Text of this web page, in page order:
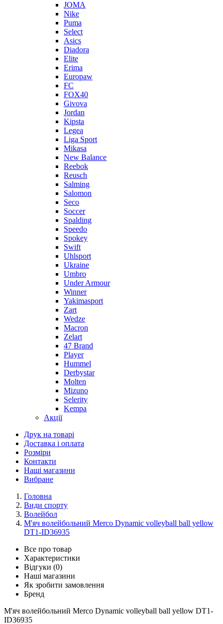
JOMA
Nike
Puma
Select
Asics
Diadora
Elite
Erima
Europaw
FC
FOX40
Givova
Jordan
Kipsta
Legea
Liga Sport
Mikasa
New Balance
Reebok
Reusch
Salming
Salomon
Seco
Soccer
Spalding
Speedo
Spokey
Swift
Uhlsport
Ukraine
Umbro
Under Armour
Winner
Yakimasport
Zart
Wedze
Macron
Zelart
47 Brand
Player
Hummel
Derbystar
Molten
Mizuno
Selerity
Kempa
Акції
Друк на товарі
Доставка і оплата
Розміри
Контакти
Наші магазини
Вибране
Головна
Види спорту
Волейбол
М'яч волейбольний Merco Dynamic volleyball ball yellow
DT1-ID36935
Все про товар
Характеристики
Відгуки (0)
Наші магазини
Як зробити замовлення
Бренд
М'яч волейбольний Merco Dynamic volleyball ball yellow DT1-
ID36935